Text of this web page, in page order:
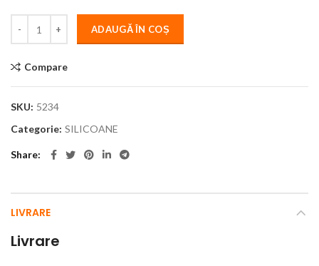
ADAUGĂ ÎN COȘ
Compare
SKU: 5234
Categorie: SILICOANE
Share
LIVRARE
Livrare